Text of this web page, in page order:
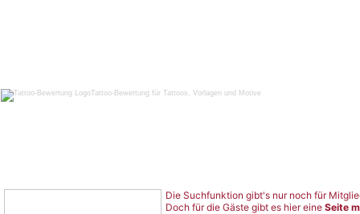
Tattoo-Bewertung für Tattoos, Vorlagen und Motive
Die Suchfunktion gibt's nur noch für
Doch für die Gäste gibt es hier eine Seite